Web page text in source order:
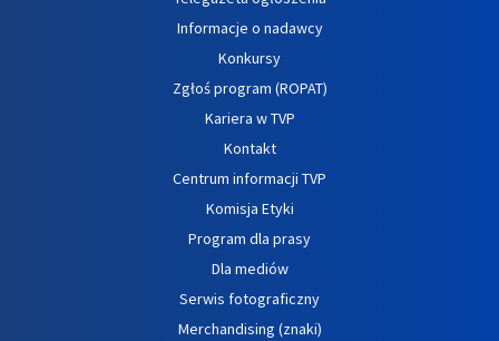
Informacje o nadawcy
Konkursy
Zgłoś program (ROPAT)
Kariera w TVP
Kontakt
Centrum informacji TVP
Komisja Etyki
Program dla prasy
Dla mediów
Serwis fotograficzny
Merchandising (znaki)